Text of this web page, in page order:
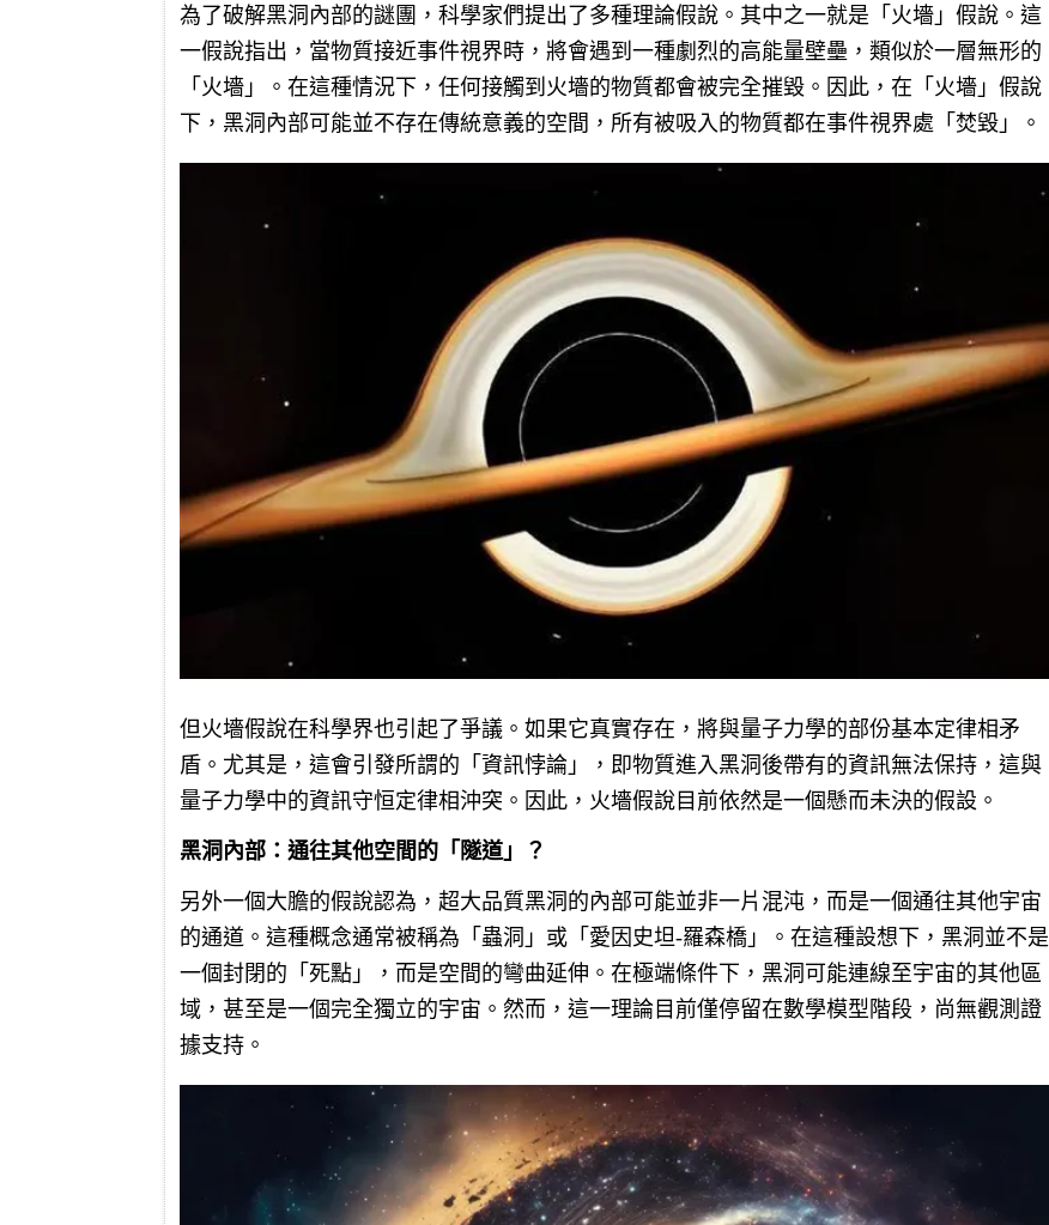
為了破解黑洞內部的謎團，科學家們提出了多種理論假說。其中之一就是「火墻」假說。這
一假說指出，當物質接近事件視界時，將會遇到一種劇烈的高能量壁壘，類似於一層無形的
「火墻」。在這種情況下，任何接觸到火墻的物質都會被完全摧毀。因此，在「火墻」假說
下，黑洞內部可能並不存在傳統意義的空間，所有被吸入的物質都在事件視界處「焚毀」。
但火墻假說在科學界也引起了爭議。如果它真實存在，將與量子力學的部份基本定律相矛
盾。尤其是，這會引發所謂的「資訊悖論」，即物質進入黑洞後帶有的資訊無法保持，這與
量子力學中的資訊守恒定律相沖突。因此，火墻假說目前依然是一個懸而未決的假設。
黑洞內部：通往其他空間的「隧道」？
另外一個大膽的假說認為，超大品質黑洞的內部可能並非一片混沌，而是一個通往其他宇宙
的通道。這種概念通常被稱為「蟲洞」或「愛因史坦-羅森橋」。在這種設想下，黑洞並不是
一個封閉的「死點」，而是空間的彎曲延伸。在極端條件下，黑洞可能連線至宇宙的其他區
域，甚至是一個完全獨立的宇宙。然而，這一理論目前僅停留在數學模型階段，尚無觀測證
據支持。